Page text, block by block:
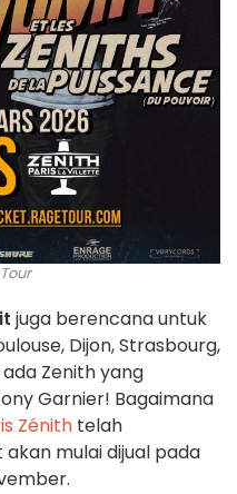
juga berencana untuk
Dijon, Strasbourg,
ada Zenith yang
Garnier! Bagaimana
Zénith telah
mulai dijual pada